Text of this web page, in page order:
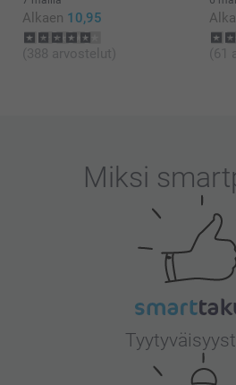
Alkaen 10,95
(388 arvostelut) (61
Miksi